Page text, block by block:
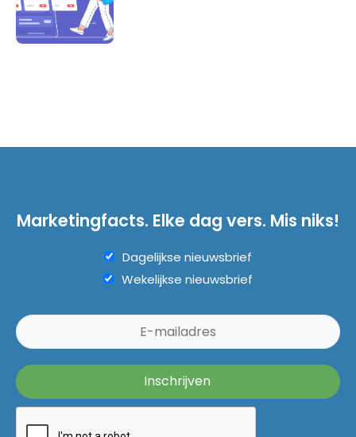
Marketingfacts. Elke dag vers. Mis niks!
Dagelijkse nieuwsbrief
Wekelijkse nieuwsbrief